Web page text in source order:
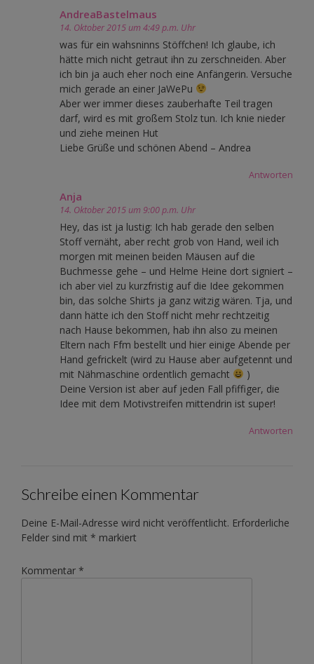
AndreaBastelmaus
14. Oktober 2015 um 4:49 p.m. Uhr
was für ein wahsninns Stöffchen! Ich glaube, ich
hätte mich nicht getraut ihn zu zerschneiden. Aber
ich bin ja auch eher noch eine Anfängerin. Versuche
mich gerade an einer JaWePu
Aber wer immer dieses zauberhafte Teil tragen
darf, wird es mit großem Stolz tun. Ich knie nieder
und ziehe meinen Hut
Liebe Grüße und schönen Abend – Andrea
Antworten
Anja
14. Oktober 2015 um 9:00 p.m. Uhr
Hey, das ist ja lustig: Ich hab gerade den selben
Stoff vernäht, aber recht grob von Hand, weil ich
morgen mit meinen beiden Mäusen auf die
Buchmesse gehe – und Helme Heine dort signiert –
ich aber viel zu kurzfristig auf die Idee gekommen
bin, das solche Shirts ja ganz witzig wären. Tja, und
dann hätte ich den Stoff nicht mehr rechtzeitig
nach Hause bekommen, hab ihn also zu meinen
Eltern nach Ffm bestellt und hier einige Abende per
Hand gefrickelt (wird zu Hause aber aufgetennt und
mit Nähmaschine ordentlich gemacht
)
Deine Version ist aber auf jeden Fall pfiffiger, die
Idee mit dem Motivstreifen mittendrin ist super!
Antworten
Schreibe einen Kommentar
Deine E-Mail-Adresse wird nicht veröffentlicht. Erforderliche
Felder sind mit * markiert
Kommentar *